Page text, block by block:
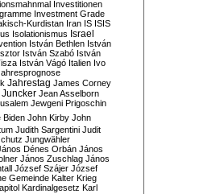
Investitionen
Investment Grade
Kurdistan Iran IS ISIS
Isolationismus Israel
István Bethlen István
István Szabó István
István Vágó Italien Ivo
Jahrestag James Corney
Jean Asselborn
Jewgeni Prigoschin
Biden John Kirby John
Judith Sargentini Judit
Jungwähler
Dénes Orbán János
János Zuschlag János
József Szájer József
Gemeinde Kalter Krieg
Kardinalgesetz Karl